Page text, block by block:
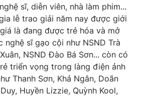
355 931 - 024.38 355 932
024.66 897 897
7300.7108
sĩ, diễn viên, nhà làm phim...
lễ trao giải năm nay được giới
là đang được trẻ hóa và mở
nghệ sĩ gạo cội như NSND Trà
NSND Đào Bá Sơn... còn có
triển vọng trong làng điện ảnh
Thanh Sơn, Khả Ngân, Doãn
Huyền Lizzie, Quỳnh Kool,